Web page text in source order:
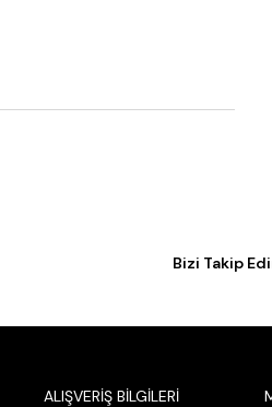
Bizi Takip
ALIŞVERİŞ BİLGİLERİ